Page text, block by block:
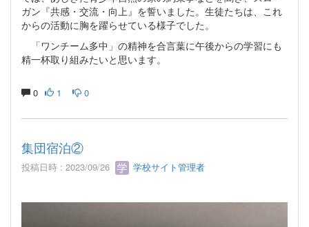
ガン『共感・交流・向上』を誓いました。生徒たちは、これ
からの活動に胸を躍らせている様子でした。
「ワンチーム多中」の精神を合言葉に午後からの学習にも
精一杯取り組みたいと思います。
0 1 0
集団宿泊②
投稿日時 : 2023/09/26 学校サイト管理者